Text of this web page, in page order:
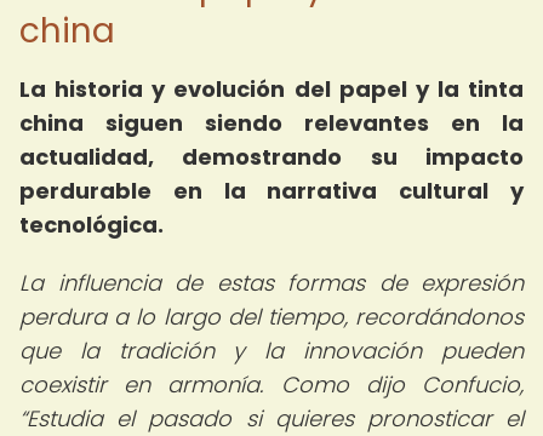
china
La historia y evolución del papel y la tinta
china siguen siendo relevantes en la
actualidad, demostrando su impacto
perdurable en la narrativa cultural y
tecnológica.
La influencia de estas formas de expresión
perdura a lo largo del tiempo, recordándonos
que la tradición y la innovación pueden
coexistir en armonía. Como dijo Confucio,
Estudia el pasado si quieres pronosticar el